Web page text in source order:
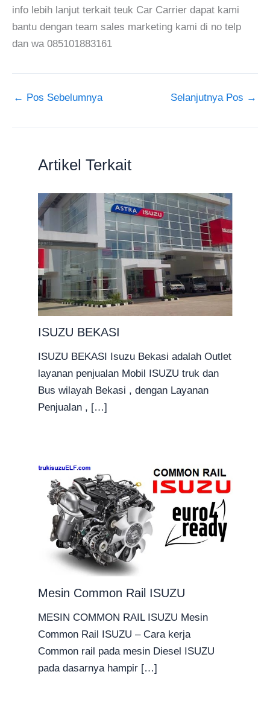
info lebih lanjut terkait teuk Car Carrier dapat kami
bantu dengan team sales marketing kami di no telp
dan wa 085101883161
← Pos Sebelumnya Selanjutnya Pos →
Artikel Terkait
ISUZU BEKASI
ISUZU BEKASI Isuzu Bekasi adalah Outlet
layanan penjualan Mobil ISUZU truk dan
Bus wilayah Bekasi , dengan Layanan
Penjualan , […]
Mesin Common Rail ISUZU
MESIN COMMON RAIL ISUZU Mesin
Common Rail ISUZU – Cara kerja
Common rail pada mesin Diesel ISUZU
pada dasarnya hampir […]